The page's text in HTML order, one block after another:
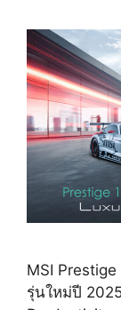
MSI
รุ่นใหม่ปี